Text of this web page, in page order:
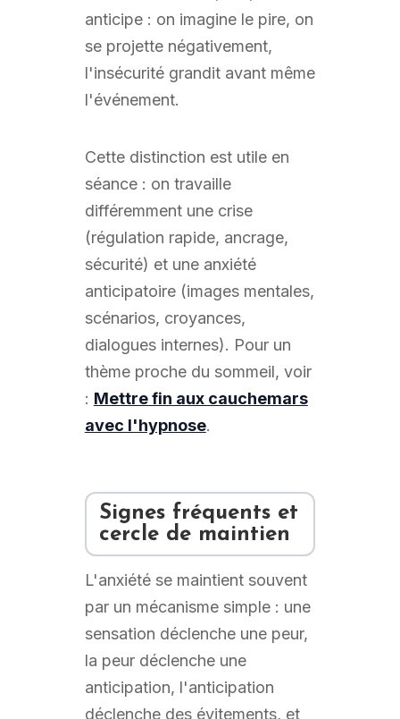
anticipe : on imagine le pire, on
se projette négativement,
l'insécurité grandit avant même
l'événement.
Cette distinction est utile en
séance : on travaille
différemment une crise
(régulation rapide, ancrage,
sécurité) et une anxiété
anticipatoire (images mentales,
scénarios, croyances,
dialogues internes). Pour un
thème proche du sommeil, voir
: Mettre fin aux cauchemars
avec l'hypnose.
Signes fréquents et
cercle de maintien
L'anxiété se maintient souvent
par un mécanisme simple : une
sensation déclenche une peur,
la peur déclenche une
anticipation, l'anticipation
déclenche des évitements, et